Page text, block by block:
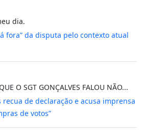
dia.
fora” da disputa pelo contexto atual
O SGT GONÇALVES FALOU NÃO...
recua de declaração e acusa imprensa
de votos”